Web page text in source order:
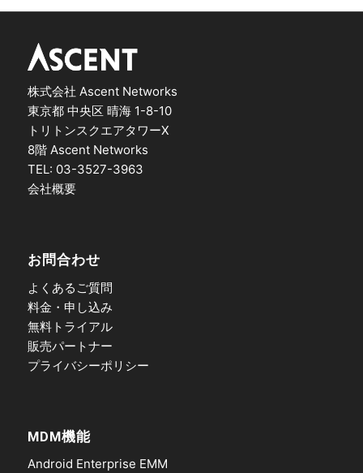
株式会社 Ascent Networks
東京都 中央区 晴海 1-8-10
トリトンスクエアタワーX
8階 Ascent Networks
TEL: 03-3527-3963
会社概要
お問合わせ
よくあるご質問
料金・申し込み
無料トライアル
販売パートナー
プライバシーポリシー
MDM機能
Android Enterprise EMM